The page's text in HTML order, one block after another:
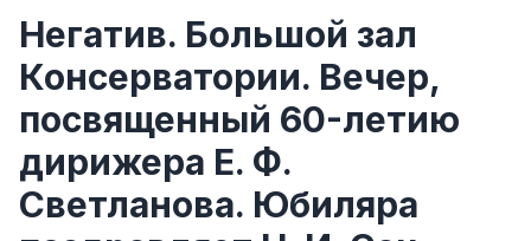
Негатив. Большой зал
Консерватории. Вечер,
посвященный 60-летию
дирижера Е. Ф.
Светланова. Юбиляра